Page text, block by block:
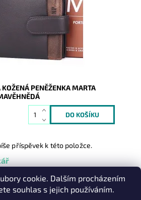
PENĚŽENKA MARTA
příspěvek k této položce.
| Zboží.cz Oázakabelek
cookie. Dalším procházením
souhlas s jejich používáním.